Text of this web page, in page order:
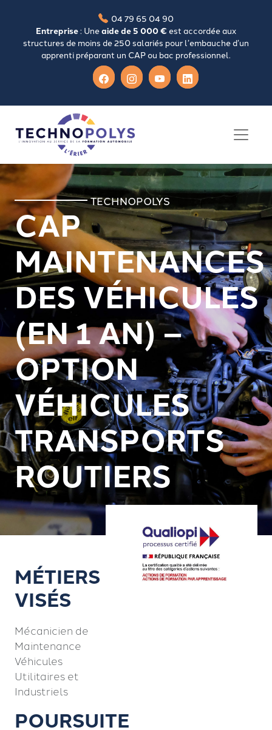
04 79 65 04 90
Entreprise: Uneaide de 5 000 € est accordée aux
structures de moins de 250 salariés pour l’embauche d’un
apprenti préparant un CAP ou bac professionnel.
TECHNOPOLYS
CAP
MAINTENANCES
DES VÉHICULES
(EN 1 AN) –
OPTION
VÉHICULES
TRANSPORTS
ROUTIERS
MÉTIERS
VISÉS
Mécanicien de
Maintenance
Véhicules
Utilitaires et
Industriels
POURSUITE